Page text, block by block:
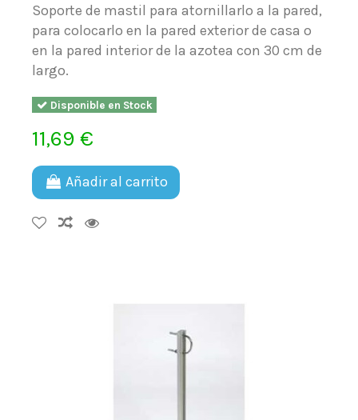
Soporte de mastil para atornillarlo a la pared,
para colocarlo en la pared exterior de casa o
en la pared interior de la azotea con 30 cm de
largo.
Disponible en Stock
11,69 €
Añadir al carrito